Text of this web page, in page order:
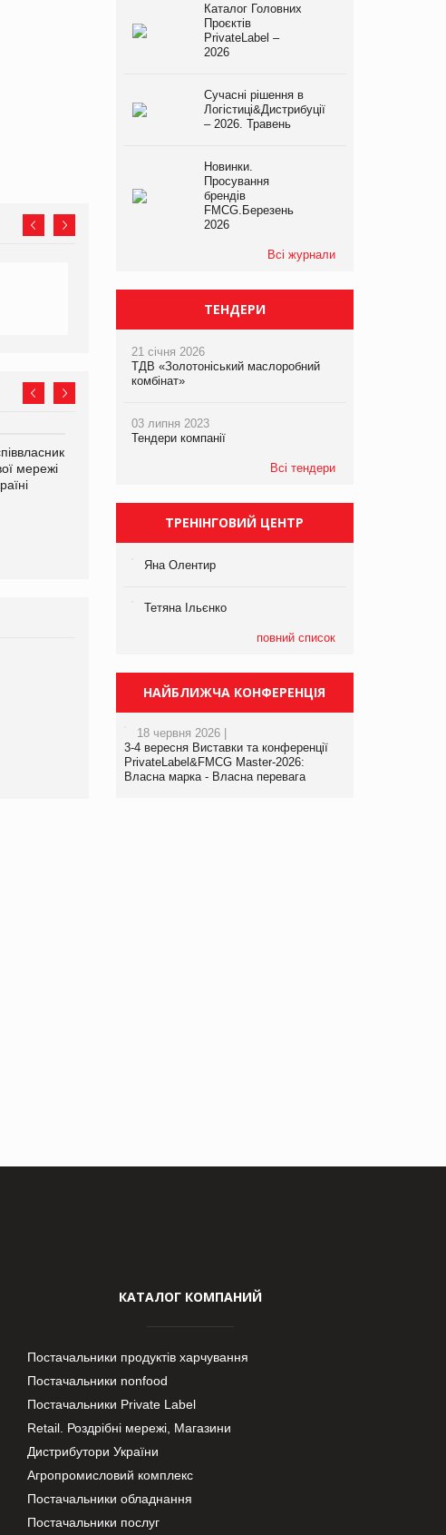
мережі
виробництва
компанії «УкраМарин»
Брагина Людмила
Просування компанії на
www.trademaster.ua.
правила. Особливості.
Каталог Головних
Проєктів
PrivateLabel –
2026
Сучасні рішення в
Логістиці&Дистрибуції
– 2026. Травень
Новинки.
Просування
брендів
FMCG.Березень
2026
Всі журнали
ТЕНДЕРИ
21 січня 2026
ТДВ «Золотоніський маслоробний
комбінат»
03 липня 2023
Тендери компанії
Всі тендери
ТРЕНІНГОВИЙ ЦЕНТР
Яна Олентир
Тетяна Ільєнко
повний список
НАЙБЛИЖЧА КОНФЕРЕНЦІЯ
18 червня 2026 |
3-4 вересня Виставки та конференції
PrivateLabel&FMCG Master-2026:
Власна марка - Власна перевага
КАТАЛОГ КОМПАНИЙ
Постачальники продуктів харчування
Постачальники nonfood
Постачальники Private Label
Retail. Роздрібні мережі, Магазини
Дистрибутори України
Агропромисловий комплекс
Постачальники обладнання
Постачальники послуг